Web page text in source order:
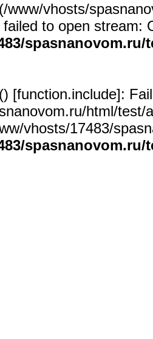
www/vhosts/
failed to open stream:
[function.include]:
html/
vhosts/17483/